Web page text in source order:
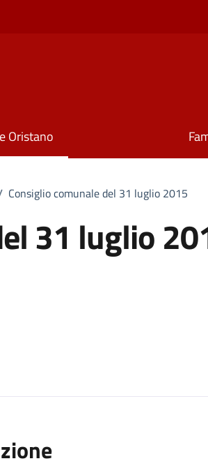
Oristano
Consiglio comunale del 31 luglio 2015
31 luglio